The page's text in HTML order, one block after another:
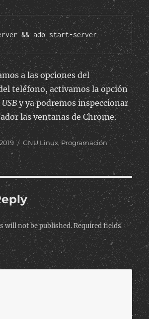
&& adb start-server
a las opciones del
teléfono, activamos la opción
y ya podremos inspeccionar
las ventanas de Chrome.
Categories
GNU Linux, Programación
will not be published. Required fields